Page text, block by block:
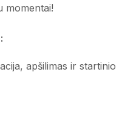
momentai!
apšilimas ir startinio